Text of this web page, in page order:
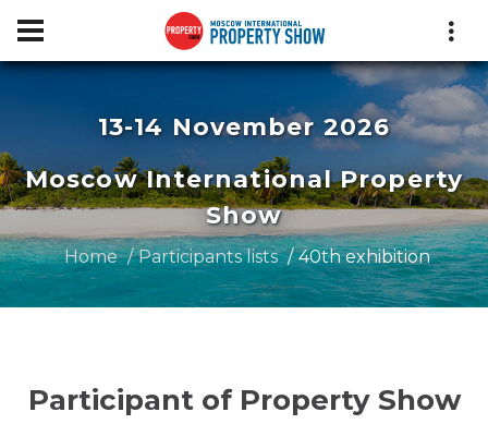
13-14 November 2026
Moscow International Property
Show
Home Participants lists 40th exhibition
Participant of Property Show